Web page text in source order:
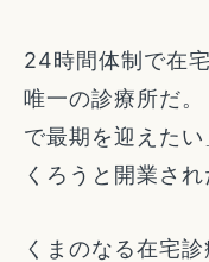
24時間体制で在
唯一の診療所だ
で最期を迎えた
くろうと開業され
くまのなる在宅